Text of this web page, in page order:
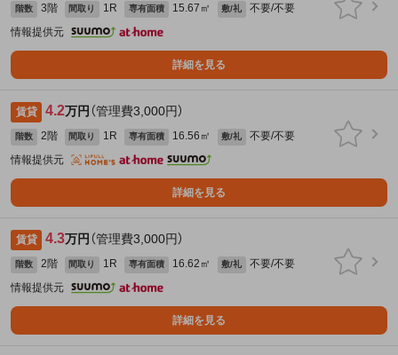
階数 3階 間取り 1R 専有面積 15.67㎡ 敷/礼
不要/不要
情報提供元
詳細を見る
賃貸 4.2万円（管理費3,000円）
階数 2階 間取り 1R 専有面積 16.56㎡ 敷/礼
不要/不要
情報提供元
詳細を見る
賃貸 4.3万円（管理費3,000円）
階数 2階 間取り 1R 専有面積 16.62㎡ 敷/礼
不要/不要
情報提供元
詳細を見る